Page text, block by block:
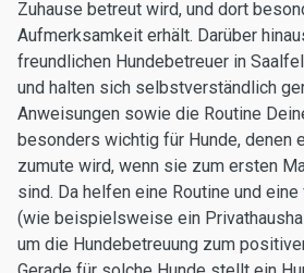
Zuhause betreut wird, und dort
Aufmerksamkeit erhält. Darüber
freundlichen Hundebetreuer in
und halten sich selbstverständlich
Anweisungen sowie die Routine
besonders wichtig für Hunde, denen
zumute wird, wenn sie zum ersten
sind. Da helfen eine Routine und
(wie beispielsweise ein
um die Hundebetreuung zum